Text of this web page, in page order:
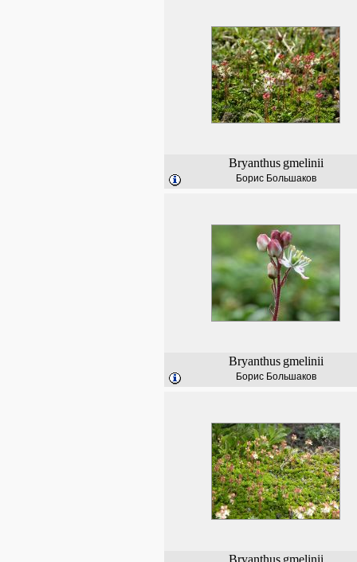
Bryanthus gmelinii
Борис Большаков
Bryanthus gmelinii
Борис Большаков
Bryanthus gmelinii